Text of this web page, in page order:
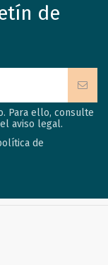
de
Para ello, consulte
aviso legal.
de